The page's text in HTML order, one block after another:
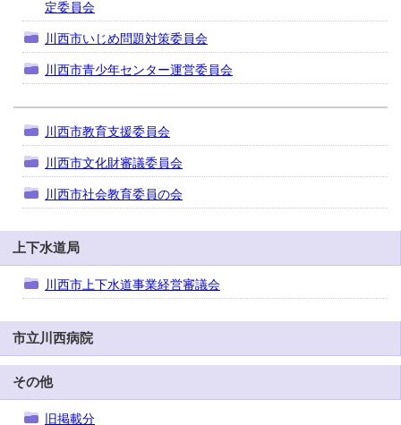
定委員会
川西市いじめ問題対策委員会
川西市青少年センター運営委員会
川西市教育支援委員会
川西市文化財審議委員会
川西市社会教育委員の会
上下水道局
川西市上下水道事業経営審議会
市立川西病院
その他
旧掲載分